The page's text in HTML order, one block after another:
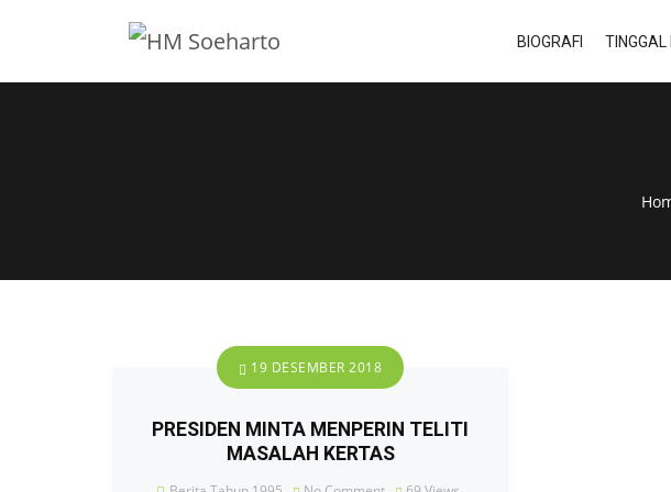
BIOGRAFI
19 DESEMBER 2018
PRESIDEN MINTA MENPERIN TELITI
MASALAH KERTAS